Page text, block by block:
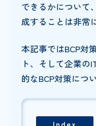
できるかについて
成することは非常
本記事ではBCP対
ト、そして企業の
的なBCP対策につ
Index